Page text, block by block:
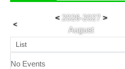
<
<2026-2027 >
August
List
No Events